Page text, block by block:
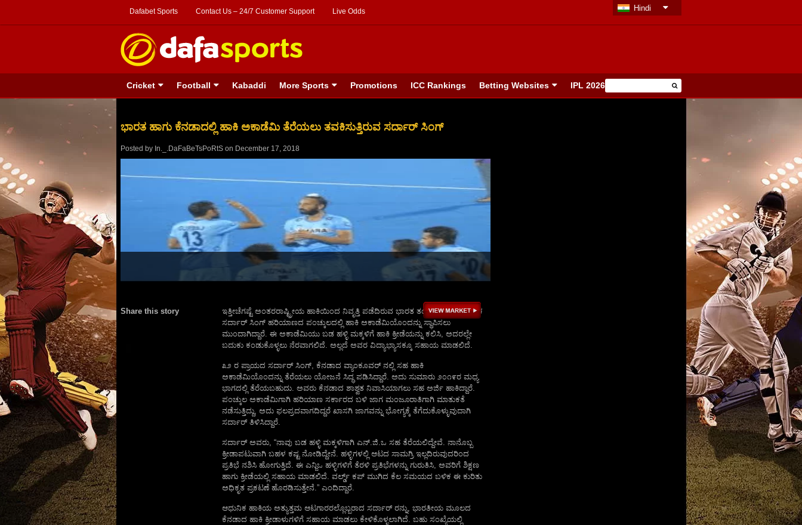
Dafabet Sports Contact Us – 24/7 Customer Support Live Odds Hindi
Cricket Football Kabaddi More Sports Promotions ICC Rankings Betting Websites IPL 2026
ಭಾರತ ಹಾಗು ಕೆನಡಾದಲ್ಲಿ ಹಾಕಿ ಅಕಾಡೆಮಿ ತೆರೆಯಲು ತವಕಿಸುತ್ತಿರುವ ಸರ್ದಾರ್ ಸಿಂಗ್
Posted by In._.DaFaBeTsPoRtS on December 17, 2018
Share this story
ಇತ್ತೀಚೆಗಷ್ಟೆ ಅಂತರರಾಷ್ಟ್ರೀಯ ಹಾಕಿಯಿಂದ ನಿವೃತ್ತಿ ಪಡೆದಿರುವ ಭಾರತ ತಂಡದ ಮಾಜಿ ನಾಯಕ
ಸರ್ದಾರ್ ಸಿಂಗ್ ಹರಿಯಾಣದ ಪಂಚ್ಕುಲದಲ್ಲಿ ಹಾಕಿ ಅಕಾಡೆಮಿಯೊಂದನ್ನು ಸ್ಥಾಪಿಸಲು
ಮುಂದಾಗಿದ್ದಾರೆ. ಈ ಅಕಾಡೆಮಿಯು ಬಡ ಹಳ್ಳಿ ಮಕ್ಕಳಿಗೆ ಹಾಕಿ ಕ್ರೀಡೆಯನ್ನು ಕಲಿಸಿ, ಅದರಲ್ಲೇ
ಬದುಕು ಕಂಡುಕೊಳ್ಳಲು ನೆರವಾಗಲಿದೆ. ಅಲ್ಲದೆ ಅವರ ವಿದ್ಯಾಭ್ಯಾಸಕ್ಕೂ ಸಹಾಯ ಮಾಡಲಿದೆ.
೩೨ ರ ಪ್ರಾಯದ ಸರ್ದಾರ್ ಸಿಂಗ್, ಕೆನಡಾದ ವ್ಯಾಂಕೂವರ್ ನಲ್ಲಿ ಸಹ ಹಾಕಿ
ಅಕಾಡೆಮಿಯೊಂದನ್ನು ತೆರೆಯಲು ಯೋಜನೆ ಸಿದ್ಧ ಪಡಿಸಿದ್ದಾರೆ. ಅದು ಸುಮಾರು ೨೦೧೯ರ ಮಧ್ಯ
ಭಾಗದಲ್ಲಿ ತೆರೆಯಬಹುದು. ಅವರು ಕೆನಡಾದ ಶಾಶ್ವತ ನಿವಾಸಿಯಾಗಲು ಸಹ ಅರ್ಜಿ ಹಾಕಿದ್ದಾರೆ.
ಪಂಚ್ಕುಲ ಅಕಾಡೆಮಿಗಾಗಿ ಹರಿಯಾಣ ಸರ್ಕಾರದ ಬಳಿ ಜಾಗ ಮಂಜೂರಾತಿಗಾಗಿ ಮಾತುಕತೆ
ನಡೆಸುತ್ತಿದ್ದು, ಅದು ಫಲಪ್ರದವಾಗದಿದ್ದರೆ ಖಾಸಗಿ ಜಾಗವನ್ನು ಭೋಗ್ಯಕ್ಕೆ ತೆಗೆದುಕೊಳ್ಳುವುದಾಗಿ
ಸರ್ದಾರ್ ತಿಳಿಸಿದ್ದಾರೆ.
ಸರ್ದಾರ್ ಅವರು, “ನಾವು ಬಡ ಹಳ್ಳಿ ಮಕ್ಕಳಿಗಾಗಿ ಎನ್.ಜಿ.ಒ ಸಹ ತೆರೆಯಲಿದ್ದೇವೆ. ನಾನೊಬ್ಬ
ಕ್ರೀಡಾಪಟುವಾಗಿ ಬಹಳ ಕಷ್ಟ ನೋಡಿದ್ದೇನೆ. ಹಳ್ಳಿಗಳಲ್ಲಿ ಆಟದ ಸಾಮಗ್ರಿ ಇಲ್ಲದಿರುವುದರಿಂದ
ಪ್ರತಿಭೆ ನಶಿಸಿ ಹೋಗುತ್ತಿದೆ. ಈ ಎನ್ಜಿಒ ಹಳ್ಳಿಗಳಿಗೆ ತೆರಳಿ ಪ್ರತಿಭೆಗಳನ್ನು ಗುರುತಿಸಿ, ಅವರಿಗೆ ಶಿಕ್ಷಣ
ಹಾಗು ಕ್ರೀಡೆಯಲ್ಲಿ ಸಹಾಯ ಮಾಡಲಿದೆ. ವರ್ಲ್ಡ್ ಕಪ್ ಮುಗಿದ ಕೆಲ ಸಮಯದ ಬಳಿಕ ಈ ಕುರಿತು
ಅಧಿಕೃತ ಪ್ರಕಟಣೆ ಹೊರಡಿಸುತ್ತೇನೆ.” ಎಂದಿದ್ದಾರೆ.
ಆಧುನಿಕ ಹಾಕಿಯ ಅತ್ಯುತ್ತಮ ಆಟಗಾರರಲ್ಲೊಬ್ಬರಾದ ಸರ್ದಾರ್ ರನ್ನು, ಭಾರತೀಯ ಮೂಲದ
ಕೆನಡಾದ ಹಾಕಿ ಕ್ರೀಡಾಳುಗಳಿಗೆ ಸಹಾಯ ಮಾಡಲು ಕೇಳಿಕೊಳ್ಳಲಾಗಿದೆ. ಬಹು ಸಂಖ್ಯೆಯಲ್ಲಿ